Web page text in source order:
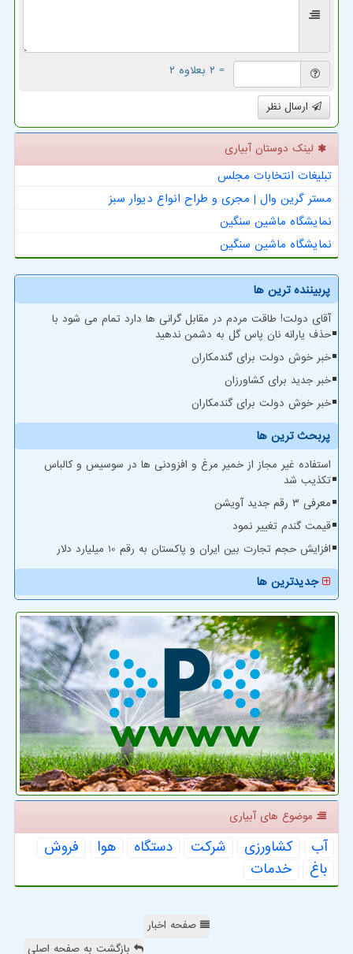
= ۲ بعلاوه ۲
ارسال نظر
لینک دوستان آبیاری
تبلیغات انتخابات مجلس
مستر گرین وال | مجری و طراح انواع دیوار سبز
نمایشگاه ماشین سنگین
نمایشگاه ماشین سنگین
پربیننده ترین ها
آقای دولت! طاقت مردم در مقابل گرانی ها دارد تمام می شود با
حذف یارانه نان پاس گل به دشمن ندهید
خبر خوش دولت برای گندمکاران
خبر جدید برای کشاورزان
خبر خوش دولت برای گندمکاران
پربحث ترین ها
استفاده غیر مجاز از خمیر مرغ و افزودنی ها در سوسیس و کالباس
تکذیب شد
معرفی ۳ رقم جدید آویشن
قیمت گندم تغییر نمود
افزایش حجم تجارت بین ایران و پاکستان به رقم 10 میلیارد دلار
جدیدترین ها
موضوع های آبیاری
آب كشاورزی شركت دستگاه هوا
فروش
باغ
خدمات
صفحه اخبار
بازگشت به صفحه اصلی